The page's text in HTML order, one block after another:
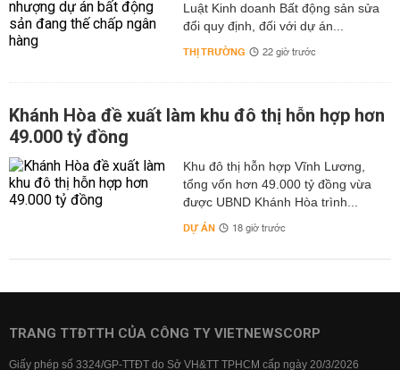
Luật Kinh doanh Bất động sản sửa
đổi quy định, đối với dự án...
THỊ TRƯỜNG 22 giờ trước
Khánh Hòa đề xuất làm khu đô thị hỗn hợp hơn
49.000 tỷ đồng
Khu đô thị hỗn hợp Vĩnh Lương,
tổng vốn hơn 49.000 tỷ đồng vừa
được UBND Khánh Hòa trình...
DỰ ÁN 18 giờ trước
TRANG TTĐTTH CỦA CÔNG TY VIETNEWSCORP
Giấy phép số 3324/GP-TTĐT do Sở VH&TT TPHCM cấp ngày 20/3/2026